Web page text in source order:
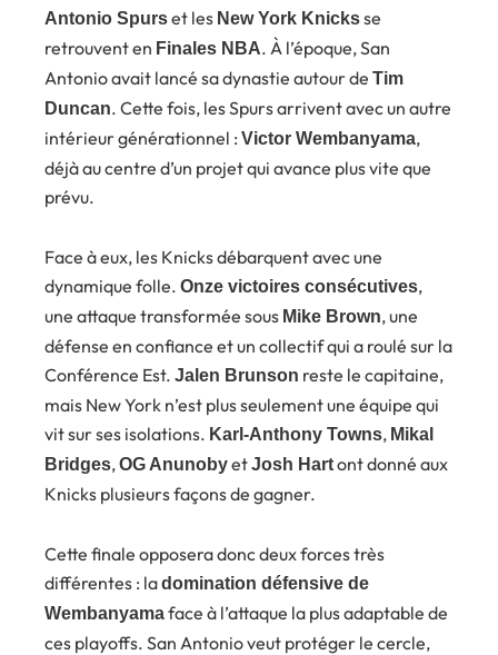
Antonio Spurset les New York Knicksse
retrouvent en Finales NBA. À l’époque, San
Antonio avait lancé sa dynastie autour de Tim
Duncan. Cette fois, les Spurs arrivent avec un autre
intérieur générationnel : Victor Wembanyama,
déjà au centre d’un projet qui avance plus vite que
prévu.
Face à eux, les Knicks débarquent avec une
dynamique folle. Onze victoires consécutives,
une attaque transformée sous Mike Brown, une
défense en confiance et un collectif qui a roulé sur la
Conférence Est. Jalen Brunson reste le capitaine,
mais New York n’est plus seulement une équipe qui
vit sur ses isolations. Karl-Anthony Towns, Mikal
Bridges,OG AnunobyetJosh Hartont donné aux
Knicks plusieurs façons de gagner.
Cette finale opposera donc deux forces très
différentes : ladomination défensive de
Wembanyamaface à l’attaque la plus adaptable de
ces playoffs. San Antonio veut protéger le cercle,